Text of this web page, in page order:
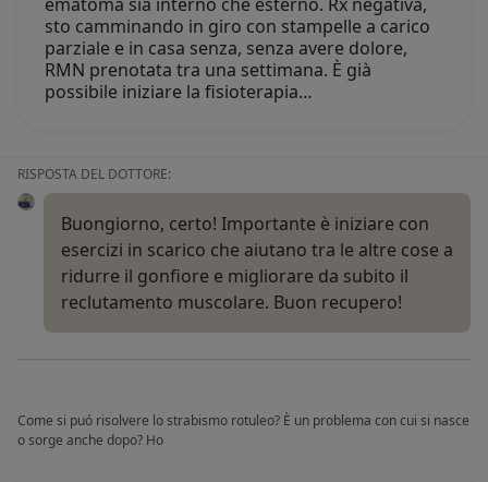
ematoma sia interno che esterno. Rx negativa,
sto camminando in giro con stampelle a carico
parziale e in casa senza, senza avere dolore,
RMN prenotata tra una settimana. È già
possibile iniziare la fisioterapia…
RISPOSTA DEL DOTTORE:
Buongiorno, certo! Importante è iniziare con
esercizi in scarico che aiutano tra le altre cose a
ridurre il gonfiore e migliorare da subito il
reclutamento muscolare. Buon recupero!
Come si puó risolvere lo strabismo rotuleo? È un problema con cui si nasce
o sorge anche dopo? Ho